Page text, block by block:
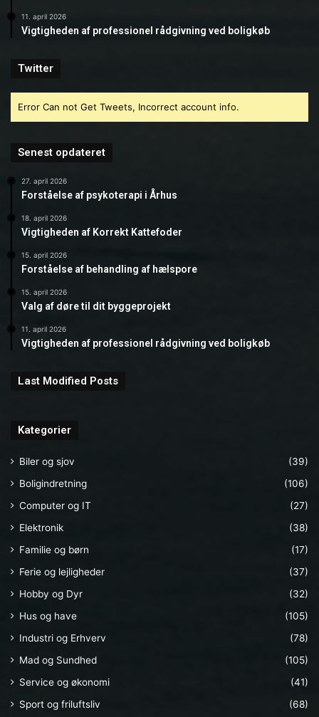
11. april 2026
Vigtigheden af professionel rådgivning ved boligkøb
Twitter
Error Can not Get Tweets, Incorrect account info.
Senest opdateret
27. april 2026
Forståelse af psykoterapi i Århus
18. april 2026
Vigtigheden af Korrekt Kattefoder
15. april 2026
Forståelse af behandling af hælspore
15. april 2026
Valg af døre til dit byggeprojekt
11. april 2026
Vigtigheden af professionel rådgivning ved boligkøb
Last Modified Posts
Kategorier
Biler og sjov
(39)
Boligindretning
(106)
Computer og IT
(27)
Elektronik
(38)
Familie og børn
(17)
Ferie og lejligheder
(37)
Hobby og Dyr
(32)
Hus og have
(105)
Industri og Erhverv
(78)
Mad og Sundhed
(105)
Service og økonomi
(41)
Sport og friluftsliv
(68)